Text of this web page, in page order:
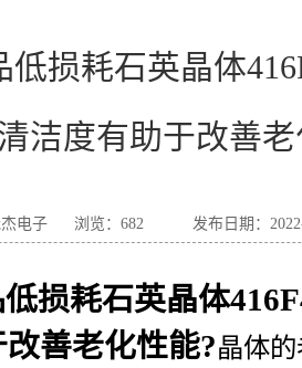
低损耗石英晶体
洁度有助于改善老
电子 浏览： 682 发布日期：
损耗石英晶体
善老化性能?晶体